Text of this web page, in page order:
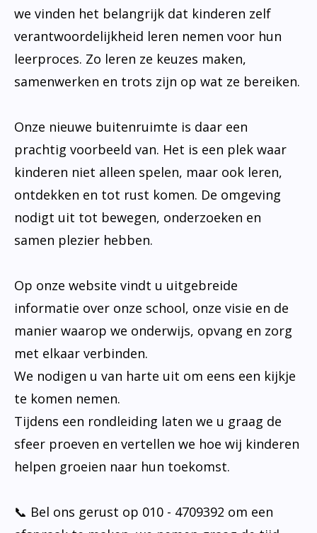
we vinden het belangrijk dat kinderen zelf
verantwoordelijkheid leren nemen voor hun
leerproces. Zo leren ze keuzes maken,
samenwerken en trots zijn op wat ze bereiken.
Onze nieuwe buitenruimte is daar een
prachtig voorbeeld van. Het is een plek waar
kinderen niet alleen spelen, maar ook leren,
ontdekken en tot rust komen. De omgeving
nodigt uit tot bewegen, onderzoeken en
samen plezier hebben.
Op onze website vindt u uitgebreide
informatie over onze school, onze visie en de
manier waarop we onderwijs, opvang en zorg
met elkaar verbinden.
We nodigen u van harte uit om eens een kijkje
te komen nemen.
Tijdens een rondleiding laten we u graag de
sfeer proeven en vertellen we hoe wij kinderen
helpen groeien naar hun toekomst.
📞 Bel ons gerust op 010 - 4709392 om een